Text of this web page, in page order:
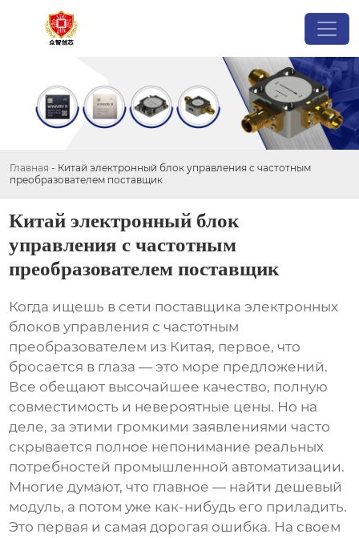
Главная - Китай электронный блок управления с частотным
преобразователем поставщик
Китай электронный блок
управления с частотным
преобразователем поставщик
Когда ищешь в сети поставщика электронных
блоков управления с частотным
преобразователем из Китая, первое, что
бросается в глаза — это море предложений.
Все обещают высочайшее качество, полную
совместимость и невероятные цены. Но на
деле, за этими громкими заявлениями часто
скрывается полное непонимание реальных
потребностей промышленной автоматизации.
Многие думают, что главное — найти дешевый
модуль, а потом уже как-нибудь его приладить.
Это первая и самая дорогая ошибка. На своем